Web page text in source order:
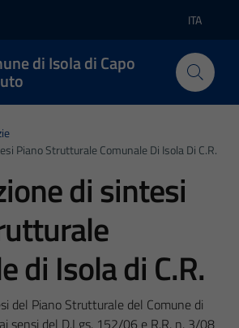
Lingua
ITA
di Isola di Capo
Piano Strutturale Comunale Di Isola Di C.R.
di sintesi
di Isola di C.R.
del Piano Strutturale del Comune di
sensi del D.Lgs. 152/06 e R.R. n. 3/08